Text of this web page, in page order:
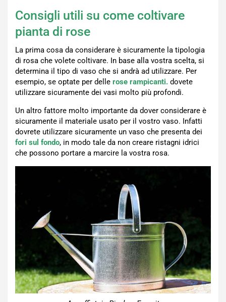
Consigli utili su come coltivare
pianta di rose
La prima cosa da considerare è sicuramente la tipologia
di rosa che volete coltivare. In base alla vostra scelta, si
determina il tipo di vaso che si andrà ad utilizzare. Per
esempio, se optate per delle rose rampicanti. dovete
utilizzare sicuramente dei vasi molto più profondi.
Un altro fattore molto importante da dover considerare è
sicuramente il materiale usato per il vostro vaso. Infatti
dovrete utilizzare sicuramente un vaso che presenta dei
fori sul fondo, in modo tale da non creare ristagni idrici
che possono portare a marcire la vostra rosa.